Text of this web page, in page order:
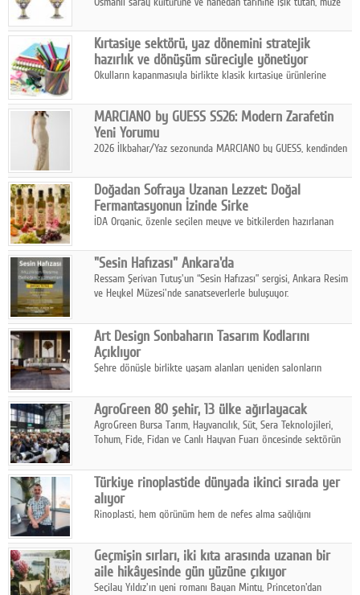
Ağustos'ta Arthill Müzecilik'in düzenleyeceği özel müzayedede
koleksiyonerlerle buluşuyor
Kırtasiye sektörü, yaz dönemini stratejik
hazırlık ve dönüşüm süreciyle yönetiyor
Okulların kapanmasıyla birlikte klasik kırtasiye ürünlerine
sanat ve eğitici aktivite ürünleriyle dinamik bir biçimde
geçiriyor.
MARCIANO by GUESS SS26: Modern Zarafetin
Yeni Yorumu
2026 İlkbahar/Yaz sezonunda MARCIANO by GUESS, kendinden
Doğadan Sofraya Uzanan Lezzet: Doğal
Fermantasyonun İzinde Sirke
İDA Organic, özenle seçilen meyve ve bitkilerden hazırlanan
sofralarına taşıyor.
"Sesin Hafızası" Ankara'da
Ressam Şerivan Tutuş'un “Sesin Hafızası” sergisi, Ankara Resim
ve Heykel Müzesi'nde sanatseverlerle buluşuyor.
Art Design Sonbaharın Tasarım Kodlarını
Açıklıyor
Şehre dönüşle birlikte yaşam alanları yeniden salonların
sonbaharın tasarım kodlarını açıklıyor.
AgroGreen 80 şehir, 13 ülke ağırlayacak
AgroGreen Bursa Tarım, Hayvancılık, Süt, Sera Teknolojileri,
Tohum, Fide, Fidan ve Canlı Hayvan Fuarı öncesinde sektörün
Türkiye rinoplastide dünyada ikinci sırada yer
alıyor
Rinoplasti, hem görünüm hem de nefes alma sağlığını
biri konumunda.
Geçmişin sırları, iki kıta arasında uzanan bir
aile hikâyesinde gün yüzüne çıkıyor
Seçilay Yıldız'ın yeni romanı Bayan Minty, Princeton'dan